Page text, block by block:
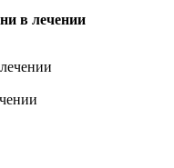
в лечении